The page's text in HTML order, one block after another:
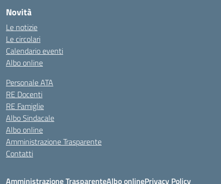
Novità
Le notizie
Le circolari
Calendario eventi
Albo online
Personale ATA
RE Docenti
RE Famiglie
Albo Sindacale
Albo online
Amministrazione Trasparente
Contatti
Amministrazione TrasparenteAlbo onlinePrivacy Policy